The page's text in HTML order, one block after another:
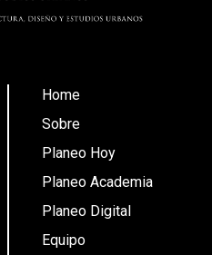
Home
Sobre
Planeo Hoy
Planeo Academia
Planeo Digital
Equipo